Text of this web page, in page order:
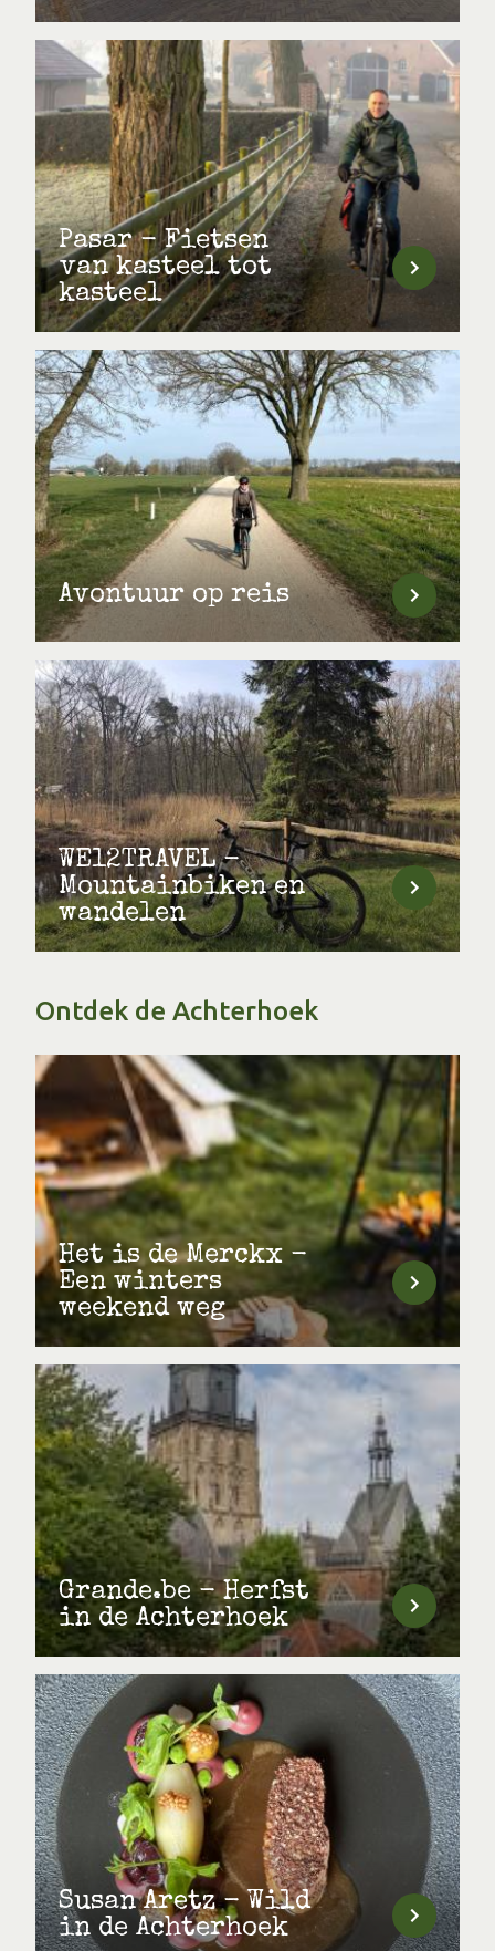
Pasar - Fietsen
van kasteel tot
kasteel
Avontuur op reis
WE12TRAVEL -
Mountainbiken en
wandelen
Ontdek de Achterhoek
Het is de Merckx -
Een winters
weekend weg
Grande.be - Herfst
in de Achterhoek
Susan Aretz - Wild
in de Achterhoek